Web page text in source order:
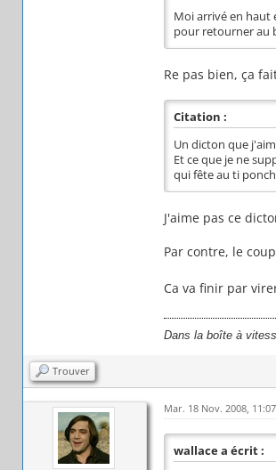
Moi arrivé en haut
pour retourner au
Re pas bien, ça
Citation :
Un dicton que
Et ce que je ne
qui fête au ti
J'aime pas ce
Par contre, le
Ca va finir par
Dans la boîte à
Trouver
Mar. 18 Nov. 2008, 11:07
wallace a écrit :